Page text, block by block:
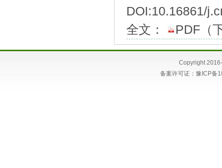
DOI:10.16861/
全文：
PDF （
Copyright
备案许可证： 豫ICP备